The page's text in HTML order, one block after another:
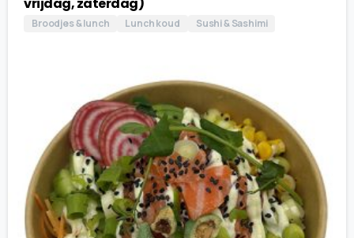
Broodjes & lunch Lunch koud Sushi & Sashimi